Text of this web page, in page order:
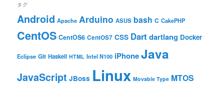
タグ
Android Apache Arduino ASUS bash C CakePHP
CentOS CentOS6 CentOS7 CSS Dart dartlang Docker
Eclipse Git Haskell HTML Intel N100 iPhoneJava
JavaScript JBoss Linux Movable Type MTOS